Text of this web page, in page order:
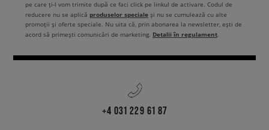
pe care ți-l vom trimite după ce faci click pe linkul de activare. Codul de
reducere nu se aplică produselor speciale și nu se cumulează cu alte
promoții și oferte speciale. Nu uita că, prin abonarea la newsletter, ești de
acord să primești comunicări de marketing. Detalii în regulament.
+4 031 229 61 87